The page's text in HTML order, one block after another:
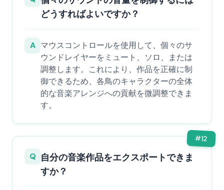
どうすればよいですか？
A マウスコントロールを使用して、個々のサ
ウンドレイヤーをミュート、ソロ、または
調整します。これにより、作品を正確に制
御できるため、各鳥のキャラクターの全体
的な音楽アレンジへの貢献を微調整できま
す。
#12
Q 自分の音楽作品をエクスポートできま
すか？